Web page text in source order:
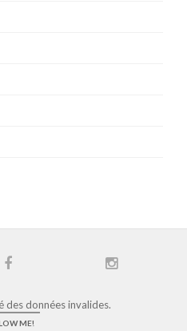
des données invalides.
ME!